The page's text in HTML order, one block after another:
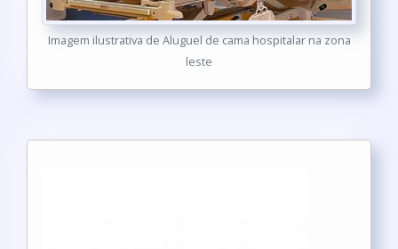
Imagem ilustrativa de Aluguel de cama hospitalar na zona
leste